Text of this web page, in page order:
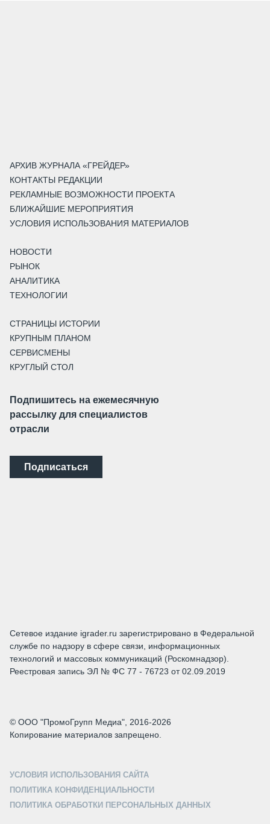
АРХИВ ЖУРНАЛА «ГРЕЙДЕР»
КОНТАКТЫ РЕДАКЦИИ
РЕКЛАМНЫЕ ВОЗМОЖНОСТИ ПРОЕКТА
БЛИЖАЙШИЕ МЕРОПРИЯТИЯ
УСЛОВИЯ ИСПОЛЬЗОВАНИЯ МАТЕРИАЛОВ
НОВОСТИ
РЫНОК
АНАЛИТИКА
ТЕХНОЛОГИИ
СТРАНИЦЫ ИСТОРИИ
КРУПНЫМ ПЛАНОМ
СЕРВИСМЕНЫ
КРУГЛЫЙ СТОЛ
Подпишитесь на ежемесячную
рассылку для специалистов
отрасли
Подписаться
Сетевое издание igrader.ru зарегистрировано в Федеральной
службе по надзору в сфере связи, информационных
технологий и массовых коммуникаций (Роскомнадзор).
Реестровая запись ЭЛ № ФС 77 - 76723 от 02.09.2019
© ООО "ПромоГрупп Медиа", 2016-2026
Копирование материалов запрещено.
УСЛОВИЯ ИСПОЛЬЗОВАНИЯ САЙТА
ПОЛИТИКА КОНФИДЕНЦИАЛЬНОСТИ
ПОЛИТИКА ОБРАБОТКИ ПЕРСОНАЛЬНЫХ ДАННЫХ